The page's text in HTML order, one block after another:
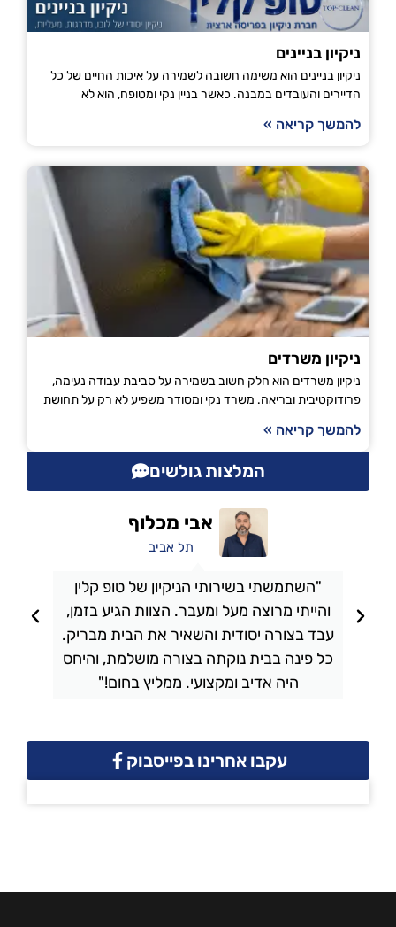
ניקיון בניינים
ניקיון בניינים הוא משימה חשובה לשמירה על איכות החיים של כל
הדיירים והעובדים במבנה. כאשר בניין נקי ומטופח, הוא לא
להמשך קריאה »
ניקיון משרדים
ניקיון משרדים הוא חלק חשוב בשמירה על סביבת עבודה נעימה,
פרודוקטיבית ובריאה. משרד נקי ומסודר משפיע לא רק על תחושת
להמשך קריאה »
המלצות גולשים
"השתמשתי בשירותי הניקיון של טופ קלין
והייתי מרוצה מעל ומעבר. הצוות הגיע בזמן,
עבד בצורה יסודית והשאיר את הבית מבריק.
כל פינה בבית נוקתה בצורה מושלמת, והיחס
היה אדיב ומקצועי. ממליץ בחום!"
אבי מכלוף
תל אביב
עקבו אחרינו בפייסבוק